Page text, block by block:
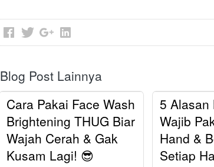
Blog Post Lainnya
Cara Pakai Face Wash
Brightening THUG Biar
Wajah Cerah & Gak
Kusam Lagi! 😎
5 Alasan
Wajib
Hand &
Setiap